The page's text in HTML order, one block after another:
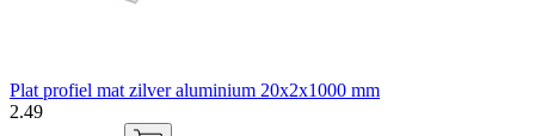
Plat profiel mat zilver aluminium 20x2x1000 mm
2.49